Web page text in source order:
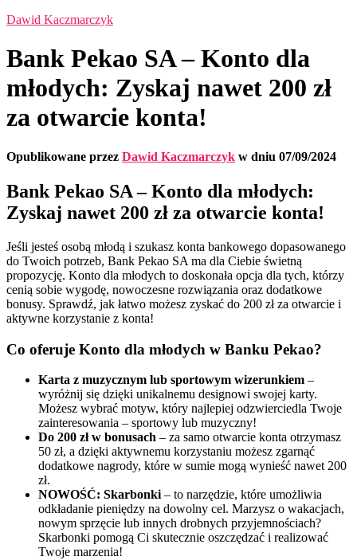
Dawid Kaczmarczyk
Bank Pekao SA – Konto dla
młodych: Zyskaj nawet 200 zł
za otwarcie konta!
Opublikowane przez Dawid Kaczmarczyk w dniu 07/09/2024
Bank Pekao SA – Konto dla młodych:
Zyskaj nawet 200 zł za otwarcie konta!
Jeśli jesteś osobą młodą i szukasz konta bankowego dopasowanego
do Twoich potrzeb, Bank Pekao SA ma dla Ciebie świetną
propozycję. Konto dla młodych to doskonała opcja dla tych, którzy
cenią sobie wygodę, nowoczesne rozwiązania oraz dodatkowe
bonusy. Sprawdź, jak łatwo możesz zyskać do 200 zł za otwarcie i
aktywne korzystanie z konta!
Co oferuje Konto dla młodych w Banku Pekao?
Karta z muzycznym lub sportowym wizerunkiem –
wyróżnij się dzięki unikalnemu designowi swojej karty.
Możesz wybrać motyw, który najlepiej odzwierciedla Twoje
zainteresowania – sportowy lub muzyczny!
Do 200 zł w bonusach – za samo otwarcie konta otrzymasz
50 zł, a dzięki aktywnemu korzystaniu możesz zgarnąć
dodatkowe nagrody, które w sumie mogą wynieść nawet 200
zł.
NOWOŚĆ: Skarbonki– to narzędzie, które umożliwia
odkładanie pieniędzy na dowolny cel. Marzysz o wakacjach,
nowym sprzęcie lub innych drobnych przyjemnościach?
Skarbonki pomogą Ci skutecznie oszczędzać i realizować
Twoje marzenia!